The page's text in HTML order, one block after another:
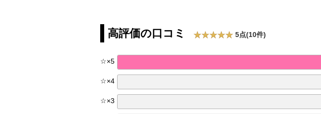
高評価の口コミ 5点(10件)
☆×5
☆×4
☆×3